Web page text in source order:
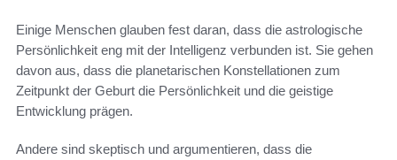
Einige Menschen glauben fest daran, dass die astrologische
Persönlichkeit eng mit der Intelligenz verbunden ist. Sie gehen
davon aus, dass die planetarischen Konstellationen zum
Zeitpunkt der Geburt die Persönlichkeit und die geistige
Entwicklung prägen.
Andere sind skeptisch und argumentieren, dass die